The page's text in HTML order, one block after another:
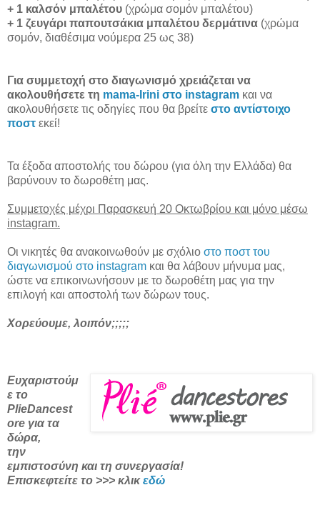
+ 1 καλσόν μπαλέτου (χρώμα σομόν μπαλέτου)
+ 1 ζευγάρι παπουτσάκια μπαλέτου δερμάτινα (χρώμα
σομόν, διαθέσιμα νούμερα 25 ως 38)
Για συμμετοχή στο διαγωνισμό χρειάζεται να
ακολουθήσετε τη mama-Irini στο instagram και να
ακολουθήσετε τις οδηγίες που θα βρείτε στο αντίστοιχο
ποστ εκεί!
Τα έξοδα αποστολής του δώρου (για όλη την Ελλάδα) θα
βαρύνουν το δωροθέτη μας.
Συμμετοχές μέχρι Παρασκευή 20 Οκτωβρίου και μόνο μέσω
instagram.
Οι νικητές θα ανακοινωθούν με σχόλιο στο ποστ του
διαγωνισμού στο instagram και θα λάβουν μήνυμα μας,
ώστε να επικοινωνήσουν με το δωροθέτη μας για την
επιλογή και αποστολή των δώρων τους.
Χορεύουμε, λοιπόν;;;;;
Ευχαριστούμ
ε το
PlieDancest
ore για τα
δώρα,
την
εμπιστοσύνη και τη συνεργασία!
Επισκεφτείτε το >>> κλικεδώ